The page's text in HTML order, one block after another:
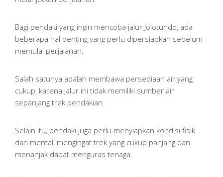
Bagi pendaki yang ingin mencoba jalur Jolotundo, ada
beberapa hal penting yang perlu dipersiapkan sebelum
memulai perjalanan.
Salah satunya adalah membawa persediaan air yang
cukup, karena jalur ini tidak memiliki sumber air
sepanjang trek pendakian.
Selain itu, pendaki juga perlu menyiapkan kondisi fisik
dan mental, mengingat trek yang cukup panjang dan
menanjak dapat menguras tenaga.